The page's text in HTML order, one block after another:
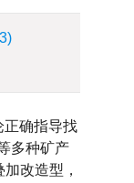
正确指导找
多种矿产
改造型，